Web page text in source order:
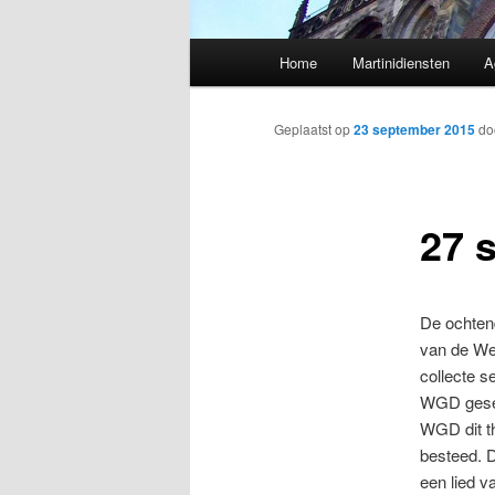
Home Martinidiensten
27
Geplaatst op23 september 2015
De
van de
collecte
WGD
WGD dit
besteed.
een lied